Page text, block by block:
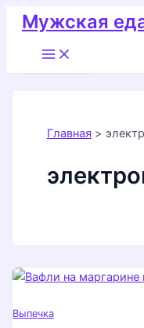
Перейти
содержимому
Мужская
Main
Menu
Главная
Выпечка